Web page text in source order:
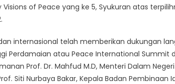
Visions of Peace yang ke 5, Syukuran atas
internasional telah memberikan dukungan
Perdamaian atau Peace International Summit
Prof. Dr. Mahfud M.D, Menteri Dalam
Siti Nurbaya Bakar, Kepala Badan Pembinaan